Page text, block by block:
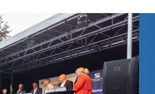
Aktuelles